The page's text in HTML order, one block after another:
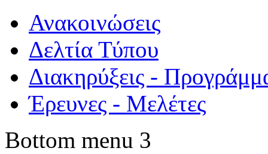
Ανακοινώσεις
Δελτία Τύπου
Διακηρύξεις -
Έρευνες - Μελέτες
Bottom menu 3